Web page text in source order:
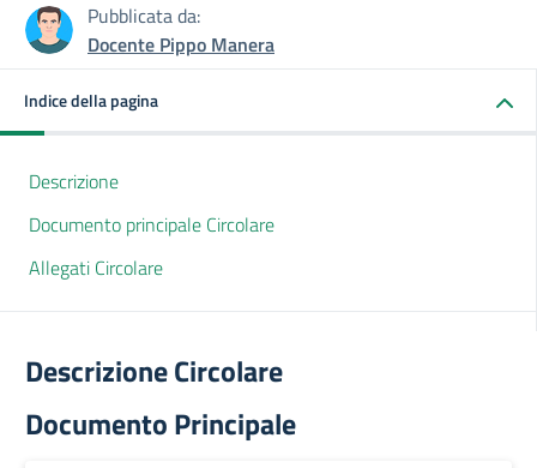
Pubblicata da:
Docente Pippo Manera
Indice della pagina
Descrizione
Documento principale Circolare
Allegati Circolare
Descrizione Circolare
Documento Principale